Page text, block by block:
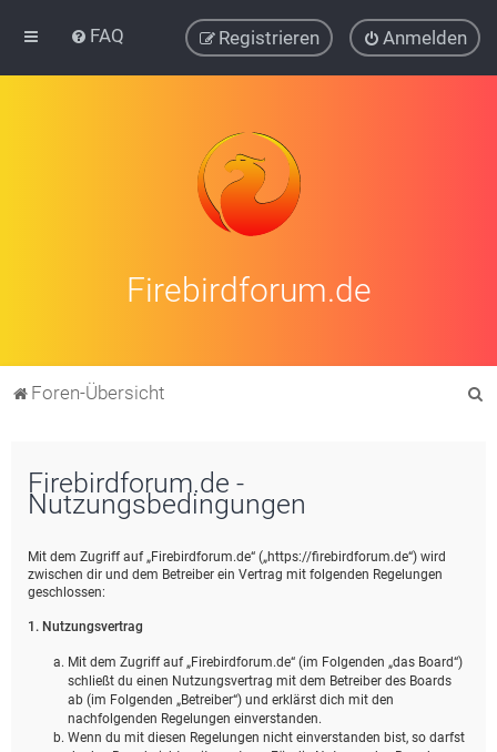
FAQ Anmelden
Registrieren
Firebirdforum.de
Foren-Übersicht
Firebirdforum.de -
Nutzungsbedingungen
Mit dem Zugriff auf „Firebirdforum.de“ („https://firebirdforum.de“) wird
zwischen dir und dem Betreiber ein Vertrag mit folgenden Regelungen
geschlossen:
1. Nutzungsvertrag
Mit dem Zugriff auf „Firebirdforum.de“ (im Folgenden „das Board“)
schließt du einen Nutzungsvertrag mit dem Betreiber des Boards
ab (im Folgenden „Betreiber“) und erklärst dich mit den
nachfolgenden Regelungen einverstanden.
Wenn du mit diesen Regelungen nicht einverstanden bist, so darfst